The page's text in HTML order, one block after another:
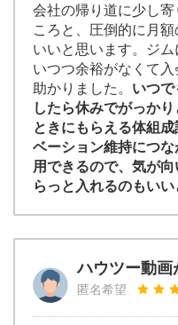
会社の帰り道に少し
ころと、圧倒的に月
いいと思います。ジ
いつつ余裕がなくて
助かりました。 いつ
したら休みでがっか
ときにもらえる体組
ベーション維持につ
用できるので、気が
らっと入れるのもいい
ハウツー動画
匿名希望